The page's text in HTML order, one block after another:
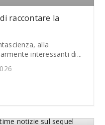
raccontare la
alla
interessanti di...